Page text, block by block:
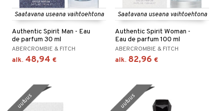
Saatavana useana vaihtoehtona
Authentic Spirit Man - Eau
de parfum 30 ml
ABERCROMBIE & FITCH
alk. 48,94 €
Saatavana useana vaihtoehtona
Authentic Spirit Woman -
Eau de parfum 100 ml
ABERCROMBIE & FITCH
alk. 82,96 €
uutuus uutuus